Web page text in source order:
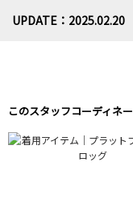
UPDATE：2025.02.20
このスタッフコーディネ